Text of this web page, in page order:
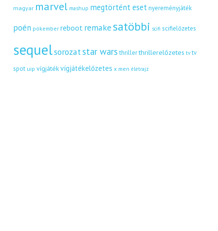
magyar marvel mashup megtörtént eset nyereményjáték
poén pókember reboot remakesatöbbi scifi scifielőzetes
sequelsorozatstar wars thriller thrillerelőzetes tv tv
spot uip vígjátékvígjátékelőzetes x men életrajz